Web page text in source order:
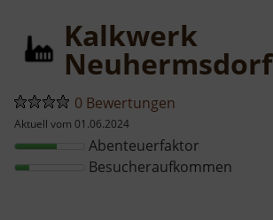
Kalkwerk
Neuhermsdorf
0 Bewertungen
Aktuell vom 01.06.2024
Abenteuerfaktor
Besucheraufkommen